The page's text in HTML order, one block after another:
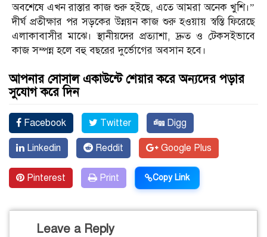
অবশেষে এখন রাস্তার কাজ শুরু হইছে, এতে আমরা অনেক খুশি।”
দীর্ঘ প্রতীক্ষার পর সড়কের উন্নয়ন কাজ শুরু হওয়ায় স্বস্তি ফিরেছে
এলাকাবাসীর মাঝে। স্থানীয়দের প্রত্যাশা, দ্রুত ও টেকসইভাবে
কাজ সম্পন্ন হলে বহু বছরের দুর্ভোগের অবসান হবে।
আপনার সোসাল একাউন্টে শেয়ার করে অন্যদের পড়ার
সুযোগ করে দিন
Facebook Twitter Digg
Linkedin Reddit Google Plus
Pinterest Print Copy Link
Leave a Reply